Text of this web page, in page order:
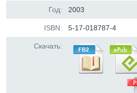
Год: 2003
ISBN: 5-17-018787-4
Скачать: